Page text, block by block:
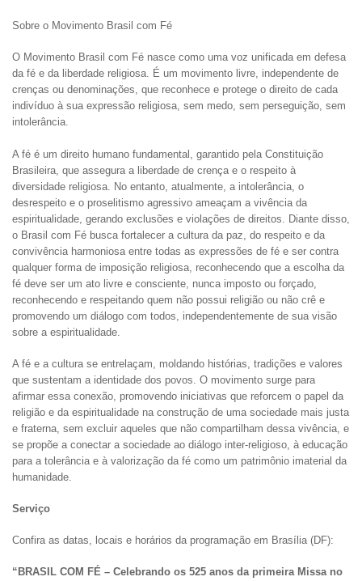
Sobre o Movimento Brasil com Fé
O Movimento Brasil com Fé nasce como uma voz unificada em defesa
da fé e da liberdade religiosa. É um movimento livre, independente de
crenças ou denominações, que reconhece e protege o direito de cada
indivíduo à sua expressão religiosa, sem medo, sem perseguição, sem
intolerância.
A fé é um direito humano fundamental, garantido pela Constituição
Brasileira, que assegura a liberdade de crença e o respeito à
diversidade religiosa. No entanto, atualmente, a intolerância, o
desrespeito e o proselitismo agressivo ameaçam a vivência da
espiritualidade, gerando exclusões e violações de direitos. Diante disso,
o Brasil com Fé busca fortalecer a cultura da paz, do respeito e da
convivência harmoniosa entre todas as expressões de fé e ser contra
qualquer forma de imposição religiosa, reconhecendo que a escolha da
fé deve ser um ato livre e consciente, nunca imposto ou forçado,
reconhecendo e respeitando quem não possui religião ou não crê e
promovendo um diálogo com todos, independentemente de sua visão
sobre a espiritualidade.
A fé e a cultura se entrelaçam, moldando histórias, tradições e valores
que sustentam a identidade dos povos. O movimento surge para
afirmar essa conexão, promovendo iniciativas que reforcem o papel da
religião e da espiritualidade na construção de uma sociedade mais justa
e fraterna, sem excluir aqueles que não compartilham dessa vivência, e
se propõe a conectar a sociedade ao diálogo inter-religioso, à educação
para a tolerância e à valorização da fé como um patrimônio imaterial da
humanidade.
Serviço
Confira as datas, locais e horários da programação em Brasília (DF):
“BRASIL COM FÉ – Celebrando os 525 anos da primeira Missa no